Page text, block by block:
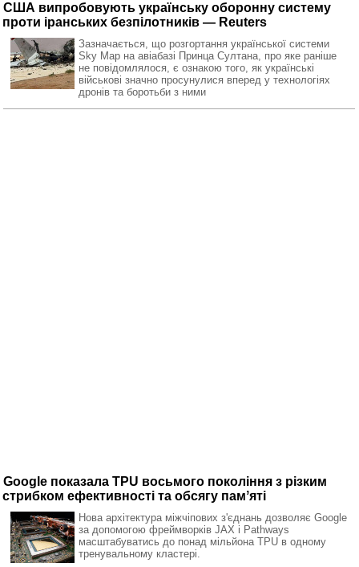
США випробовують українську оборонну систему
проти іранських безпілотників — Reuters
Зазначається, що розгортання української системи
Sky Map на авіабазі Принца Султана, про яке раніше
не повідомлялося, є ознакою того, як українські
військові значно просунулися вперед у технологіях
дронів та боротьби з ними
Google показала TPU восьмого покоління з різким
стрибком ефективності та обсягу памʼяті
Нова архітектура міжчіпових з'єднань дозволяє Google
за допомогою фреймворків JAX і Pathways
масштабуватись до понад мільйона TPU в одному
тренувальному кластері.